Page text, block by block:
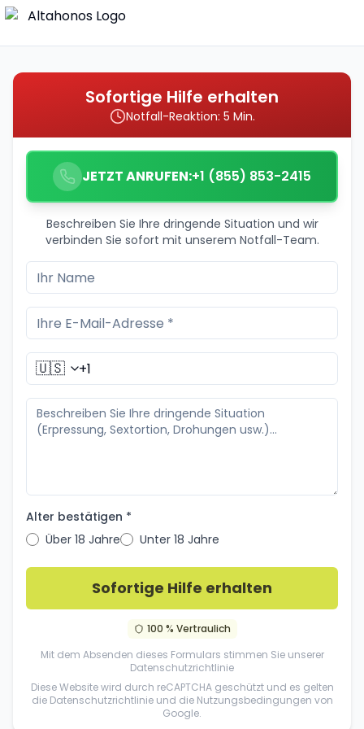
Sofortige Hilfe erhalten
Notfall-Reaktion: 5 Min.
JETZT ANRUFEN:+1 (855) 853-2415
Beschreiben Sie Ihre dringende Situation und wir
verbinden Sie sofort mit unserem Notfall-Team.
🇺🇸
Alter bestätigen *
Über 18 Jahre
Unter 18 Jahre
Sofortige Hilfe erhalten
100 % Vertraulich
Mit dem Absenden dieses Formulars stimmen Sie unserer
Datenschutzrichtlinie
Diese Website wird durch reCAPTCHA geschützt und es gelten
die Datenschutzrichtlinie und die Nutzungsbedingungen von
Google.